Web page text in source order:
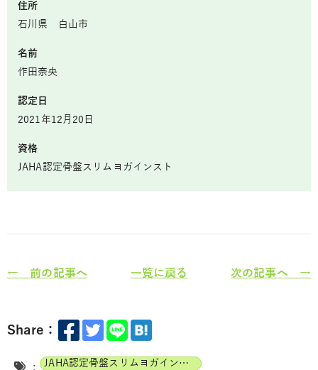
住所
石川県 白山市
名前
作田奈央
認定日
2021年12月20日
資格
JAHA認定骨盤スリムヨガインスト
← 前の記事へ 一覧に戻る 次の記事へ →
Share：
: JAHA認定骨盤スリムヨガインストラクター